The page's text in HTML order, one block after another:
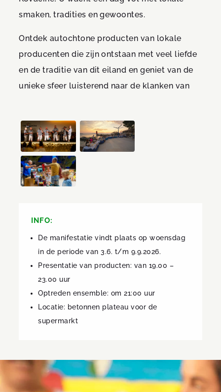
smaken, tradities en gewoontes.
Ontdek autochtone producten van lokale
producenten die zijn ontstaan met veel liefde
en de traditie van dit eiland en geniet van de
unieke sfeer luisterend naar de klanken van
INFO:
De manifestatie vindt plaats op woensdag
in de periode van 3.6. t/m 9.9.2026.
Presentatie van producten: van 19.00 –
23.00 uur
Optreden ensemble: om 21:00 uur
Locatie: betonnen plateau voor de
supermarkt